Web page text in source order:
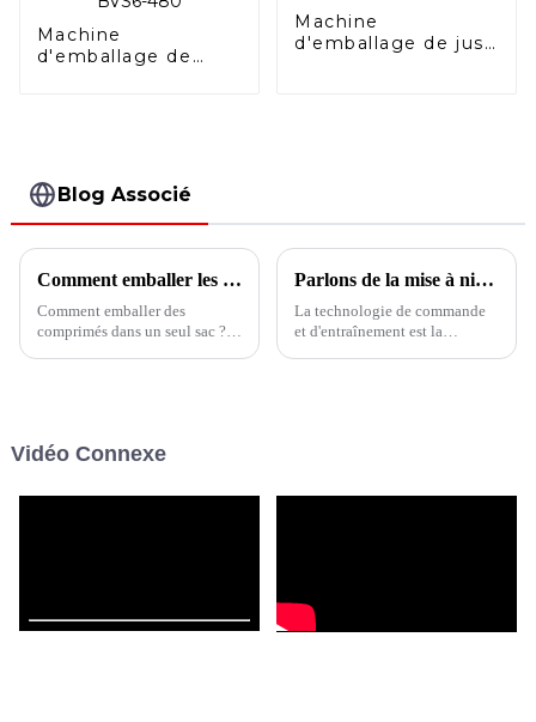
Machine
d'emballage de
Machine
d'emballage de jus
Blog Associé
Comment emballer les comprimés dans un seul sac ?
Comment emballer des
comprimés dans un seul sac ?
les différentes solutions
entièrement automatique...
Parlons de la mise à niveau des produits de machines d'emballage
La technologie de commande
et d'entraînement est la
génération d'avoir une...
Vidéo Connexe